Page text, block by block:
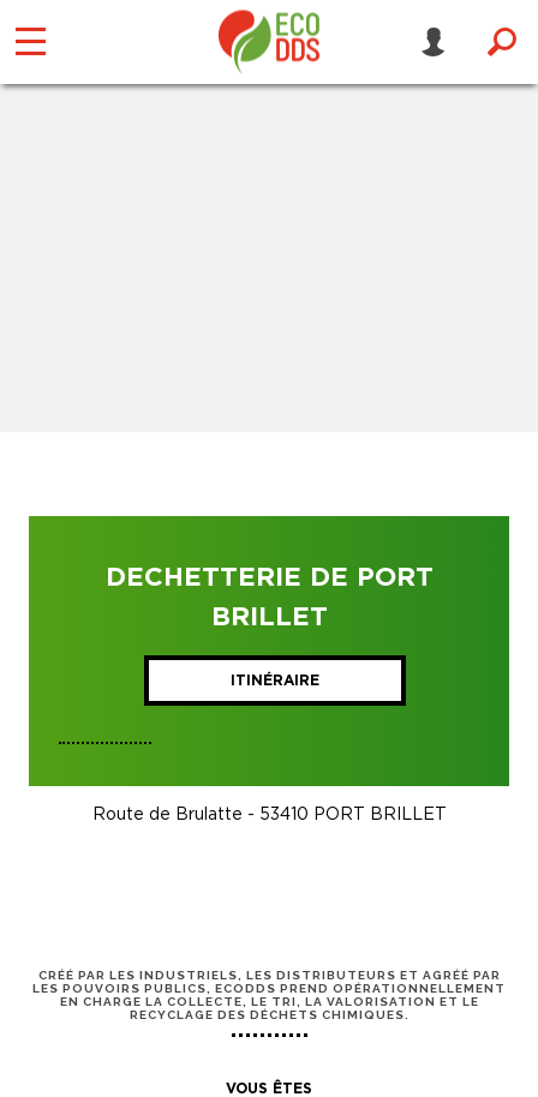
DECHETTERIE DE PORT
BRILLET
ITINÉRAIRE
Route de Brulatte - 53410 PORT BRILLET
CRÉÉ PAR LES INDUSTRIELS, LES DISTRIBUTEURS ET AGRÉÉ PAR
LES POUVOIRS PUBLICS, ECODDS PREND OPÉRATIONNELLEMENT
EN CHARGE LA COLLECTE, LE TRI, LA VALORISATION ET LE
RECYCLAGE DES DÉCHETS CHIMIQUES.
VOUS ÊTES